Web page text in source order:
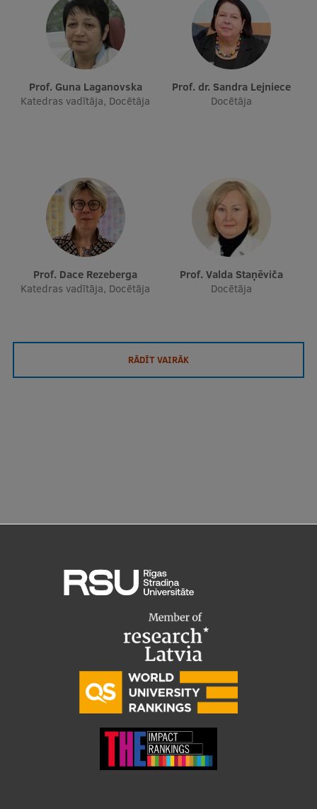
Prof. Guna Laganovska
Katedras vadītāja, Docētāja
Prof. dr. Sandra Lejniece
Docētāja
Prof. Dace Rezeberga
Katedras vadītāja, Docētāja
Prof. Valda Staņēviča
Docētāja
RĀDĪT VAIRĀK